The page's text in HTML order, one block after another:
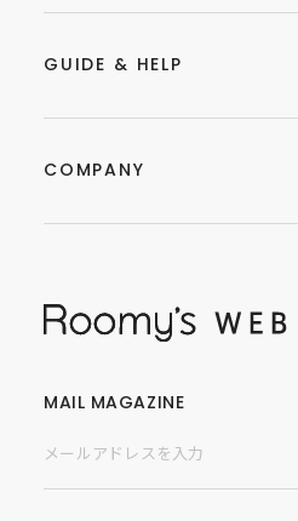
GUIDE & HELP
COMPANY
MAIL MAGAZINE